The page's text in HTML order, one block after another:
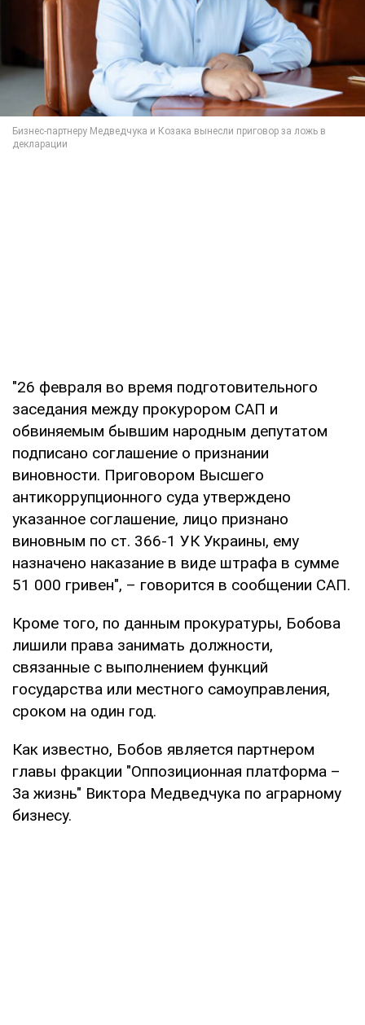
"26 февраля во время подготовительного
заседания между прокурором САП и
обвиняемым бывшим народным депутатом
подписано соглашение о признании
виновности. Приговором Высшего
антикоррупционного суда утверждено
указанное соглашение, лицо признано
виновным по ст. 366-1 УК Украины, ему
назначено наказание в виде штрафа в сумме
51 000 гривен", – говорится в сообщении САП.
Кроме того, по данным прокуратуры, Бобова
лишили права занимать должности,
связанные с выполнением функций
государства или местного самоуправления,
сроком на один год.
Как известно, Бобов является партнером
главы фракции "Оппозиционная платформа –
За жизнь" Виктора Медведчука по аграрному
бизнесу.